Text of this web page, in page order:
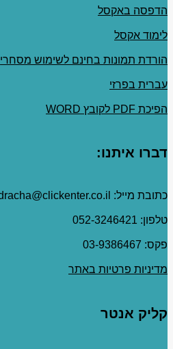
הדפסה באקסל
לימוד אקסל
הורדת תמונות בחינם לשימוש מסחרי
עברית בפרזי
הפיכת PDF לקובץ WORD
דברו איתנו:
כתובת מייל: hadracha@clickenter.co.il
טלפון: 052-3246421
פקס: 03-9386467
מדיניות פרטיות באתר
קליק אנטר